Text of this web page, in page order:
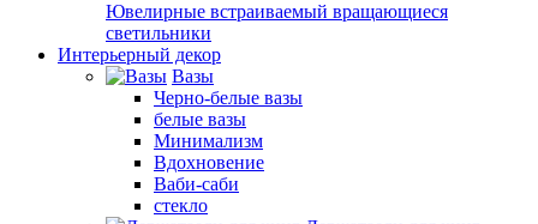
Ювелирные встраиваемый вращающиеся
светильники
Интерьерный декор
Вазы
Черно-белые вазы
белые вазы
Минимализм
Вдохновение
Ваби-саби
стекло